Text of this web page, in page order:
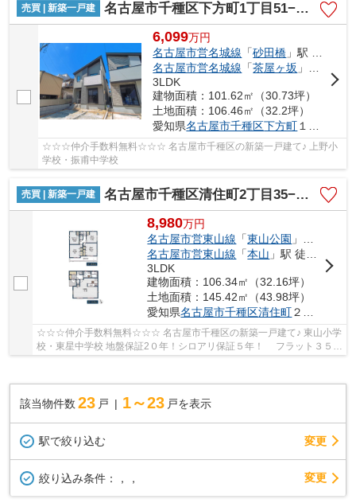
売買 | 新築一戸建 名古屋市千種区下方町1丁目51−1【仲介手数料無料】新築一戸建て 1号棟
6,099万円
名古屋市営名城線 「砂田橋 」駅 徒歩11分
名古屋市営名城線 「茶屋ヶ坂 」駅 徒歩13分
3LDK
建物面積：101.62㎡（30.73坪）
土地面積：106.46㎡（32.2坪）
愛知県名古屋市千種区下方町１丁目51-1
☆☆☆仲介手数料無料☆☆☆ 名古屋市千種区の新築一戸建て♪ 上野小
学校・振甫中学校
売買 | 新築一戸建 名古屋市千種区清住町2丁目35−29【仲介手数料無料】新築一戸建て
8,980万円
名古屋市営東山線 「東山公園 」駅 徒歩7分
名古屋市営東山線 「本山 」駅 徒歩11分
3LDK
建物面積：106.34㎡（32.16坪）
土地面積：145.42㎡（43.98坪）
愛知県名古屋市千種区清住町２丁目35-29
☆☆☆仲介手数料無料☆☆☆ 名古屋市千種区の新築一戸建て♪ 東山小学
校・東星中学校 地盤保証2０年！シロアリ保証５年！ フラット３５利
該当物件数 23 戸 1～23 戸を表示
駅で絞り込む 変更
絞り込み条件： ，， 変更